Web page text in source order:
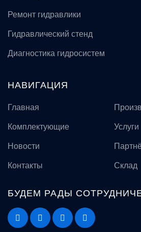
Ремонт гидравлики
Гидравлический стенд
Диагностика гидросистем
НАВИГАЦИЯ
Главная
Комплектующие Услуги
Новости
Контакты Склад
БУДЕМ РАДЫ